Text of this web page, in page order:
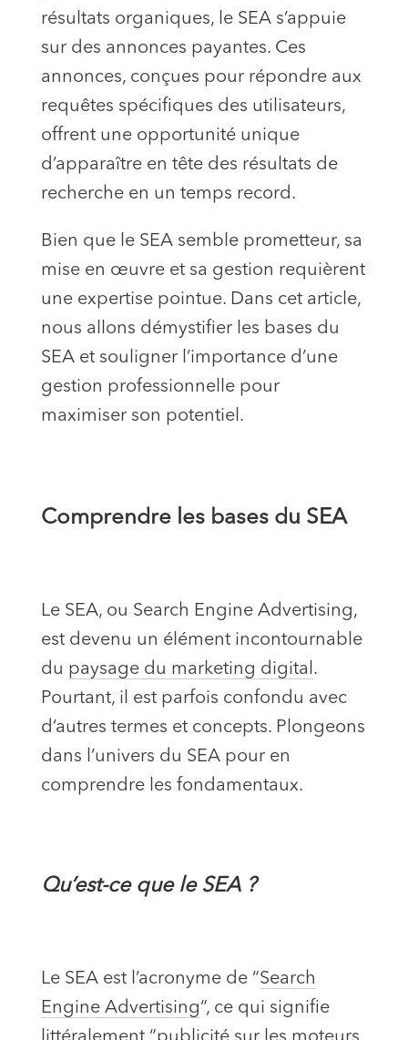
résultats organiques, le SEA s’appuie
sur des annonces payantes. Ces
annonces, conçues pour répondre aux
requêtes spécifiques des utilisateurs,
offrent une opportunité unique
d’apparaître en tête des résultats de
recherche en un temps record.
Bien que le SEA semble prometteur, sa
mise en œuvre et sa gestion requièrent
une expertise pointue. Dans cet article,
nous allons démystifier les bases du
SEA et souligner l’importance d’une
gestion professionnelle pour
maximiser son potentiel.
Comprendre les bases du SEA
Le SEA, ou Search Engine Advertising,
est devenu un élément incontournable
du paysage du marketing digital .
Pourtant, il est parfois confondu avec
d’autres termes et concepts. Plongeons
dans l’univers du SEA pour en
comprendre les fondamentaux.
Qu’est-ce que le SEA ?
Le SEA est l’acronyme de “Search
Engine Advertising“, ce qui signifie